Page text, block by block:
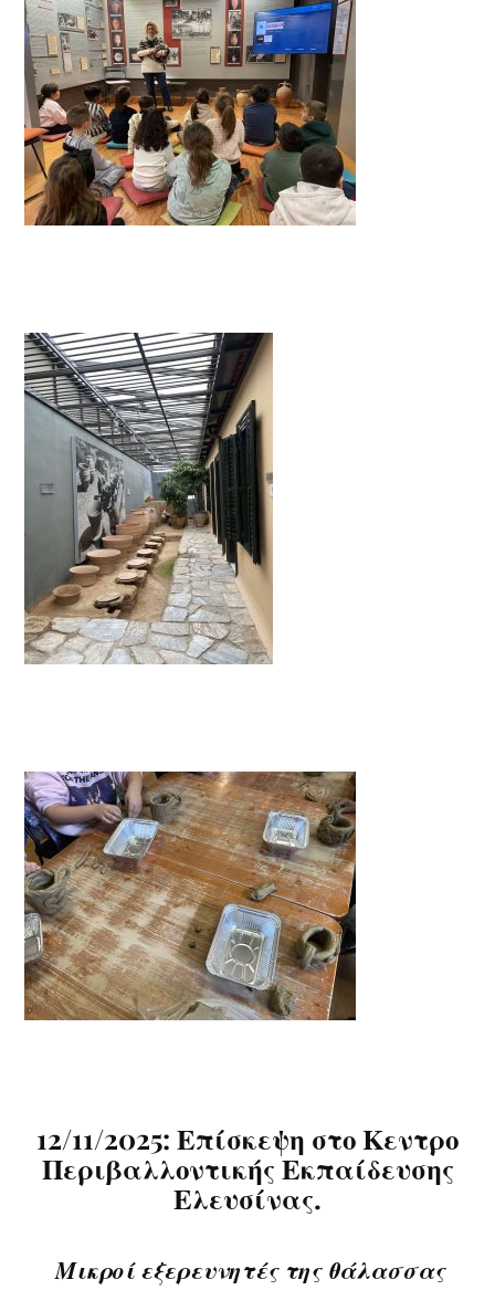
12/11/2025: Επίσκεψη στοΚεντρο
Περιβαλλοντικής Εκπαίδευσης
Ελευσίνας.
Μικροί εξερευνητές της θάλασσας